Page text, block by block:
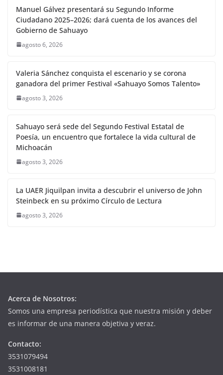
Manuel Gálvez presentará su Segundo Informe
Ciudadano 2025–2026; dará cuenta de los avances del
Gobierno de Sahuayo
agosto 6, 2026
Valeria Sánchez conquista el escenario y se corona
ganadora del primer Festival «Sahuayo Somos Talento»
agosto 3, 2026
Sahuayo será sede del Segundo Festival Estatal de
Poesía, un encuentro que fortalece la vida cultural de
Michoacán
agosto 3, 2026
La UAER Jiquilpan invita a descubrir el universo de John
Steinbeck en su próximo Círculo de Lectura
agosto 3, 2026
Acerca de Nosotros:
Somos una empresa periodística que nuestra misión y deber
es informar de una manera objetiva y veraz.
Contacto:
3531079494
3531008181